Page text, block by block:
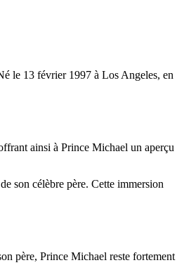
le 13 février 1997 à Los Angeles, en
ainsi à Prince Michael un aperçu
son célèbre père. Cette immersion
père, Prince Michael reste fortement